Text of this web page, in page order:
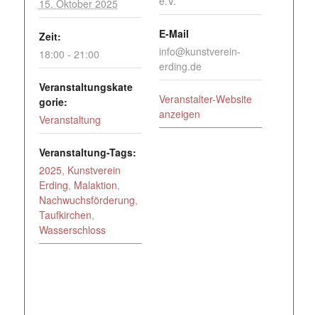
15. Oktober 2025
Zeit:
18:00 - 21:00
Veranstaltungskate
gorie:
Veranstaltung
Veranstaltung-Tags:
2025, Kunstverein
Erding, Malaktion,
Nachwuchsförderung,
Taufkirchen,
Wasserschloss
E-Mail
info@kunstverein-
erding.de
Veranstalter-Website
anzeigen